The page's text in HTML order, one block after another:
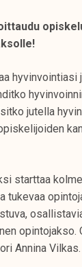
hyvinvointiasi
jutella
starttaa
tukevaa
opintojakso.
Annina Vilkas.